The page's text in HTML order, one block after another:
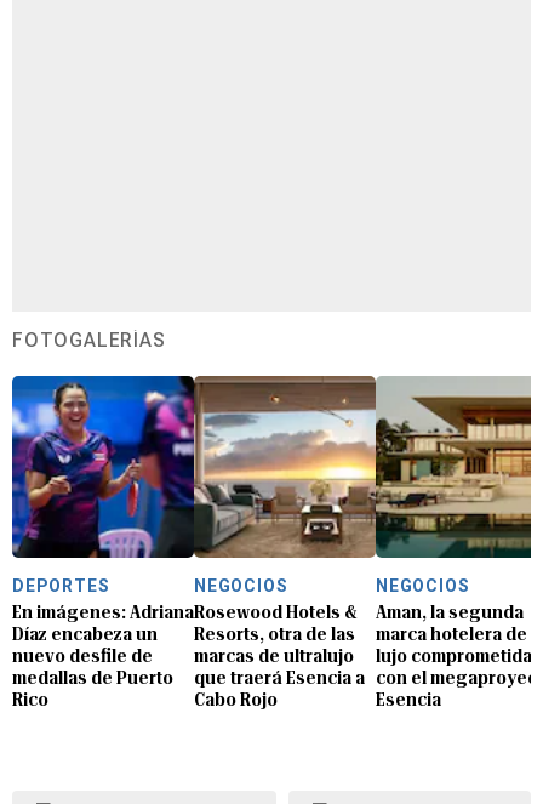
FOTOGALERÍAS
DEPORTES
En imágenes: Adriana
Díaz encabeza un
nuevo desfile de
medallas de Puerto
Rico
NEGOCIOS
Rosewood Hotels &
Resorts, otra de las
marcas de ultralujo
que traerá Esencia a
Cabo Rojo
NEGOCIOS
Aman, la segunda
marca hotelera de
lujo comprometida
con el
Esencia